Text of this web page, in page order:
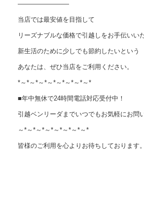
————————
当店では最安値を目指して
リーズナブルな価格で引越しをお手伝いい
新生活のために少しでも節約したいという
あなたは、ぜひ当店をご利用ください。
*～*～*～*～*～*～*～*～*
■年中無休で24時間電話対応受付中！
引越ベンリーダまでいつでもお気軽にお問
～*～*～*～*～*～*～*～*
皆様のご利用を心よりお待ちしております。